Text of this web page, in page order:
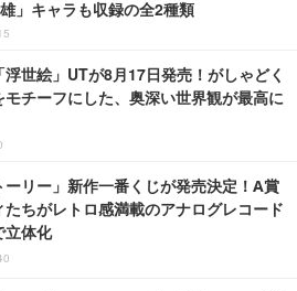
」キャラも収録の全2種類
浮世絵」UTが8月17日発売！がしゃどく
モチーフにした、奥深い世界観が最高に
ーリー」新作一番くじが発売決定！A賞
たちがレトロ感満載のアナログレコード
立体化